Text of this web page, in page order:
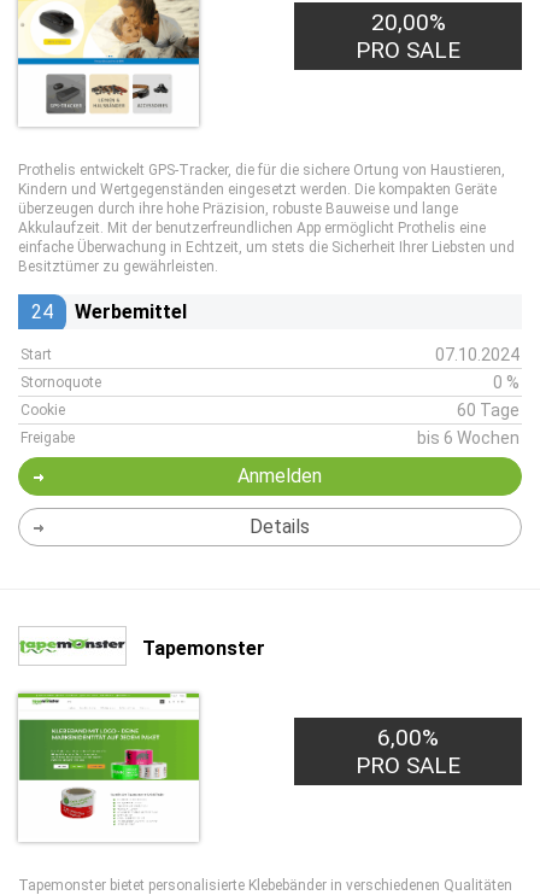
20,00%
PRO SALE
Prothelis entwickelt GPS-Tracker, die für die sichere Ortung von Haustieren,
Kindern und Wertgegenständen eingesetzt werden. Die kompakten Geräte
überzeugen durch ihre hohe Präzision, robuste Bauweise und lange
Akkulaufzeit. Mit der benutzerfreundlichen App ermöglicht Prothelis eine
einfache Überwachung in Echtzeit, um stets die Sicherheit Ihrer Liebsten und
Besitztümer zu gewährleisten.
24 Werbemittel
Start 07.10.2024
Stornoquote 0 %
Cookie 60 Tage
Freigabe bis 6 Wochen
Anmelden
Details
Tapemonster
6,00%
PRO SALE
Tapemonster bietet personalisierte Klebebänder in verschiedenen Qualitäten